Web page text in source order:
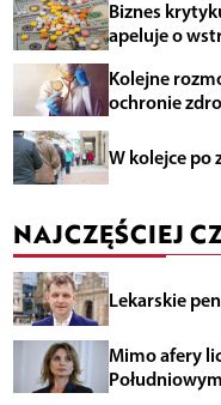
Biznes
apeluje o
Kolejne
ochronie
W kolejce po
NAJCZĘŚCIEJ
Lekarskie
Mimo afery